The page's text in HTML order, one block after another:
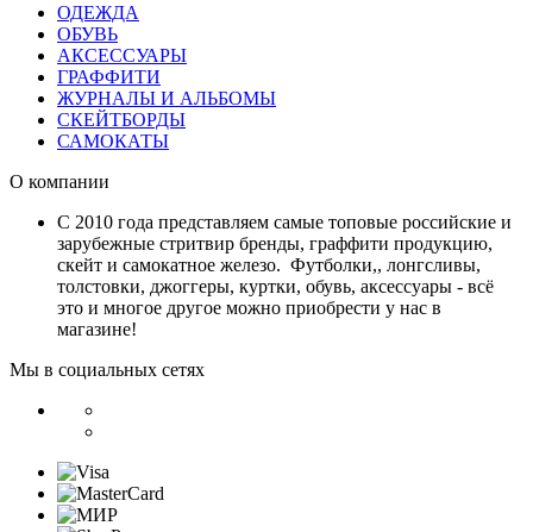
ОДЕЖДА
ОБУВЬ
АКСЕССУАРЫ
ГРАФФИТИ
ЖУРНАЛЫ И АЛЬБОМЫ
СКЕЙТБОРДЫ
САМОКАТЫ
О компании
С 2010 года представляем самые топовые российские и
зарубежные стритвир бренды, граффити продукцию,
скейт и самокатное железо. Футболки,, лонгсливы,
толстовки, джоггеры, куртки, обувь, аксессуары - всё
это и многое другое можно приобрести у нас в
магазине!
Мы в социальных сетях